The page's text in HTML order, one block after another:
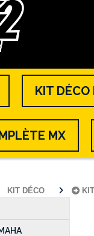
KIT DÉCO
MX
KIT DÉCO